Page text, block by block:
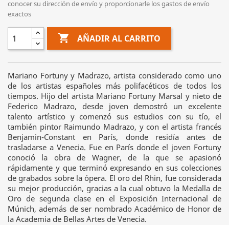
conocer su dirección de envío y proporcionarle los gastos de envío
exactos
 AÑADIR AL CARRITO
Mariano Fortuny y Madrazo, artista considerado como uno
de los artistas españoles más polifacéticos de todos los
tiempos. Hijo del artista Mariano Fortuny Marsal y nieto de
Federico Madrazo, desde joven demostró un excelente
talento artístico y comenzó sus estudios con su tío, el
también pintor Raimundo Madrazo, y con el artista francés
Benjamin-Constant en París, donde residía antes de
trasladarse a Venecia. Fue en París donde el joven Fortuny
conoció la obra de Wagner, de la que se apasionó
rápidamente y que terminó expresando en sus colecciones
de grabados sobre la ópera. El oro del Rhin, fue considerada
su mejor producción, gracias a la cual obtuvo la Medalla de
Oro de segunda clase en el Exposición Internacional de
Múnich, además de ser nombrado Académico de Honor de
la Academia de Bellas Artes de Venecia.